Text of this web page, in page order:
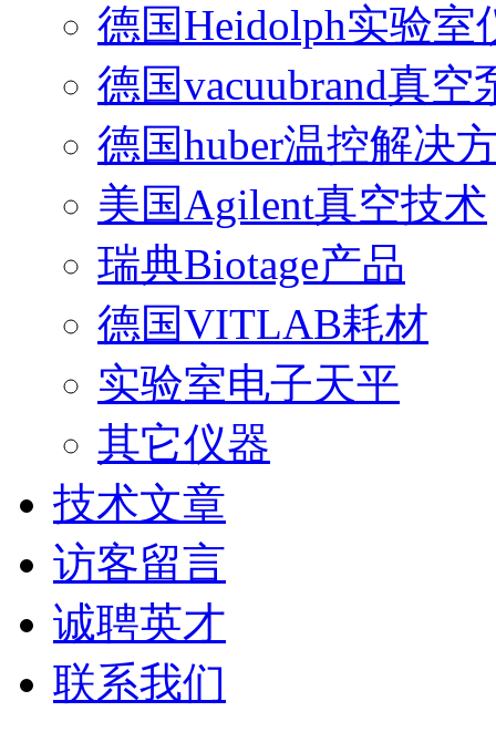
德国Heidolph实验室
德国vacuubrand真空
德国huber温控解决
美国Agilent真空技术
瑞典Biotage产品
德国VITLAB耗材
实验室电子天平
其它仪器
技术文章
访客留言
诚聘英才
联系我们